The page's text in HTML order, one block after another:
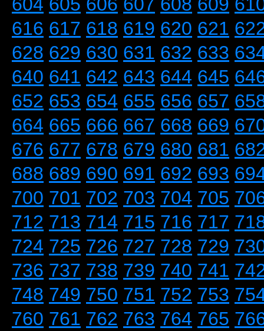
616 617 618 619 620 621
628 629 630 631 632 633
640 641 642 643 644 645
652 653 654 655 656 657
664 665 666 667 668 669
676 677 678 679 680 681
688 689 690 691 692 693
700 701 702 703 704 705
712 713 714 715 716 717
724 725 726 727 728 729
736 737 738 739 740 741
748 749 750 751 752 753
760 761 762 763 764 765